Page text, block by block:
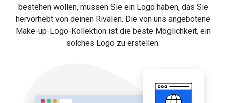
bestehen wollen, müssen Sie ein Logo haben, das Sie
hervorhebt von deinen Rivalen. Die von uns angebotene
Make-up-Logo-Kollektion ist die beste Möglichkeit, ein
solches Logo zu erstellen.